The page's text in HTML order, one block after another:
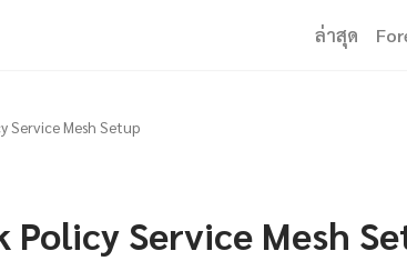
ล่าสุด
Service Mesh Setup
Policy Service Mesh